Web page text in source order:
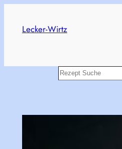
content
Lecker-Wirtz